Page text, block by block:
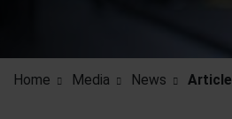
Home Media News Article